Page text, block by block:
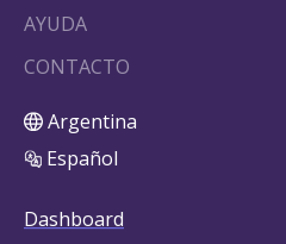
AYUDA
CONTACTO
Argentina
Español
Dashboard